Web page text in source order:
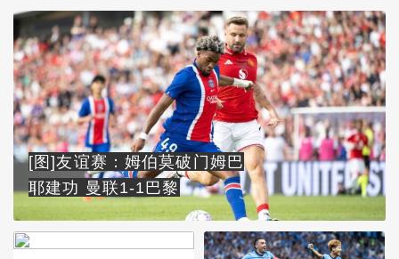
[图]友谊赛：姆伯莫破门姆巴
耶建功 曼联1-1巴黎